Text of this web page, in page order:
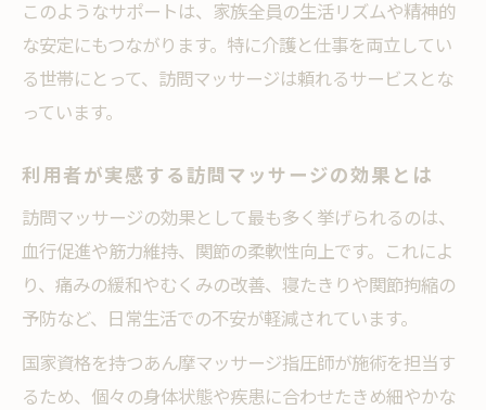
このようなサポートは、家族全員の生活リズムや精神的
な安定にもつながります。特に介護と仕事を両立してい
る世帯にとって、訪問マッサージは頼れるサービスとな
っています。
利用者が実感する訪問マッサージの効果とは
訪問マッサージの効果として最も多く挙げられるのは、
血行促進や筋力維持、関節の柔軟性向上です。これによ
り、痛みの緩和やむくみの改善、寝たきりや関節拘縮の
予防など、日常生活での不安が軽減されています。
国家資格を持つあん摩マッサージ指圧師が施術を担当す
るため、個々の身体状態や疾患に合わせたきめ細やかな